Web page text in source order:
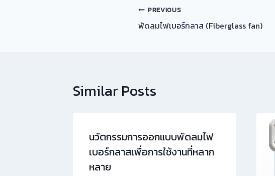
แนะแนว
เรื่อง
PREVIOUS
พัดลมไฟเบอร์กลาส (Fiberglass fan)
Similar Posts
นวัตกรรมการออกแบบพัดลมไฟ
เบอร์กลาสเพื่อการใช้งานที่หลาก
หลาย